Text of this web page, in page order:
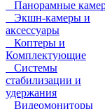
Панорамные
Экшн-камеры и
аксессуары
Коптеры и
Комплектующие
Системы
стабилизации и
удержания
Видеомониторы